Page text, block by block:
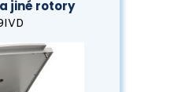
jiné rotory